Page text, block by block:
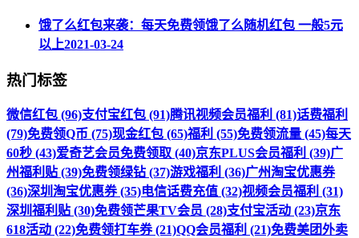
饿了么红包来袭：每天免费领饿了么随机红包 一般5元
以上2021-03-24
热门标签
微信红包 (96)支付宝红包 (91)腾讯视频会员福利 (81)话费福利
(79)免费领Q币 (75)现金红包 (65)福利 (55)免费领流量 (45)每天
60秒 (43)爱奇艺会员免费领取 (40)京东PLUS会员福利 (39)广
州福利贴 (39)免费领绿钻 (37)游戏福利 (36)广州淘宝优惠券
(36)深圳淘宝优惠券 (35)电信话费充值 (32)视频会员福利 (31)
深圳福利贴 (30)免费领芒果TV会员 (28)支付宝活动 (23)京东
618活动 (22)免费领打车券 (21)QQ会员福利 (21)免费美团外卖